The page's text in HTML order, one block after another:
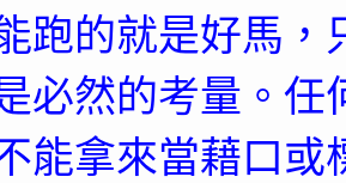
跑的就是好馬
必然的考量。
能拿來當藉口